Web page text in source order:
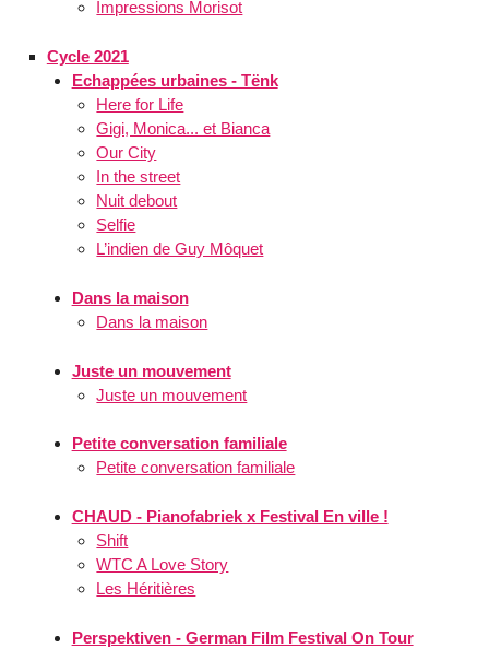
Impressions Morisot
Cycle 2021
Echappées urbaines - Tënk
Here for Life
Gigi, Monica... et Bianca
Our City
In the street
Nuit debout
Selfie
L’indien de Guy Môquet
Dans la maison
Dans la maison
Juste un mouvement
Juste un mouvement
Petite conversation familiale
Petite conversation familiale
CHAUD - Pianofabriek x Festival En ville !
Shift
WTC A Love Story
Les Héritières
Perspektiven - German Film Festival On Tour